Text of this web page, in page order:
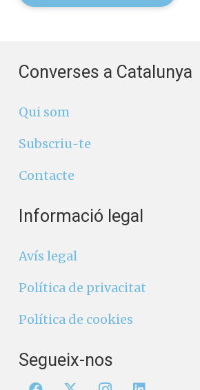
Converses a Catalunya
Qui som
Subscriu-te
Contacte
Informació legal
Avís legal
Política de privacitat
Política de cookies
Segueix-nos